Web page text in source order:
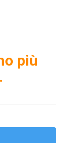
più